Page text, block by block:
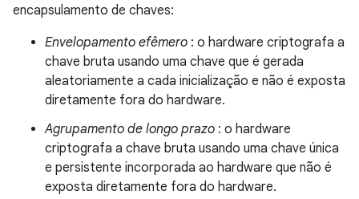
encapsulamento de chaves:
Envelopamento efêmero : o hardware criptografa a
chave bruta usando uma chave que é gerada
aleatoriamente a cada inicialização e não é exposta
diretamente fora do hardware.
Agrupamento de longo prazo : o hardware
criptografa a chave bruta usando uma chave única
e persistente incorporada ao hardware que não é
exposta diretamente fora do hardware.